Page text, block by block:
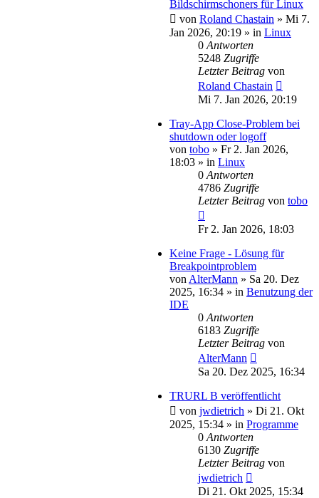
Bildschirmschoners für Linux
von Roland Chastain » Mi 7.
Jan 2026, 20:19 » in Linux
0 Antworten
5248 Zugriffe
Letzter Beitrag von
Roland Chastain
Mi 7. Jan 2026, 20:19
Tray-App Close-Problem bei
shutdown oder logoff
von tobo » Fr 2. Jan 2026,
18:03 » in Linux
0 Antworten
4786 Zugriffe
Letzter Beitrag von tobo
Fr 2. Jan 2026, 18:03
Keine Frage - Lösung für
Breakpointproblem
von AlterMann » Sa 20. Dez
2025, 16:34 » in Benutzung der
IDE
0 Antworten
6183 Zugriffe
Letzter Beitrag von
AlterMann
Sa 20. Dez 2025, 16:34
TRURL B veröffentlicht
von jwdietrich » Di 21. Okt
2025, 15:34 » in Programme
0 Antworten
6130 Zugriffe
Letzter Beitrag von
jwdietrich
Di 21. Okt 2025, 15:34